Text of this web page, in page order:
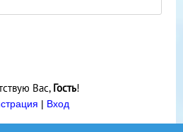
Вас, Гость!
| Вход